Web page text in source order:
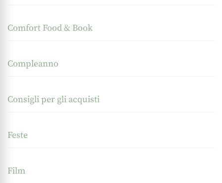
Comfort Food & Book
Compleanno
Consigli per gli acquisti
Feste
Film